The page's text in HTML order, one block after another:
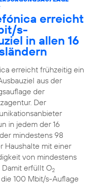
erreicht
s-
in allen 16
erreicht frühzeitig ein
aus der
der
Der
in jedem der 16
mindestens 98
Haushalte mit einer
von mindestens
Damit erfüllt O2
100 Mbit/s-Auflage